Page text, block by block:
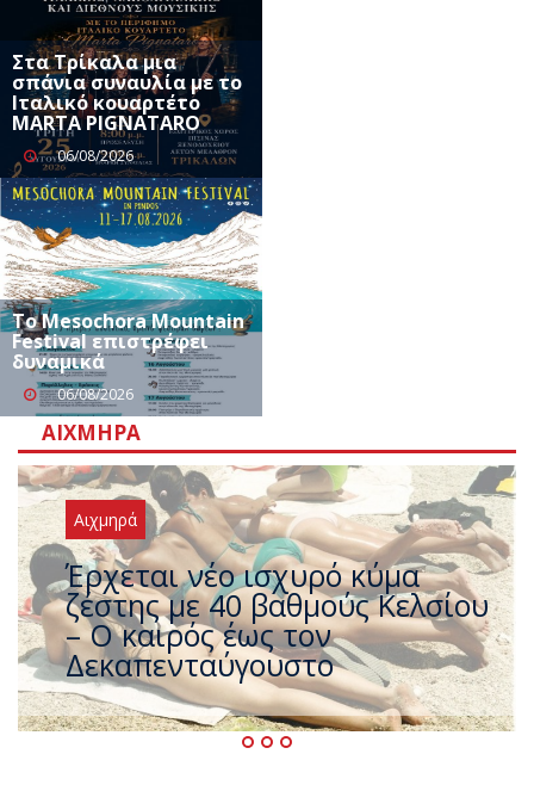
Στα Τρίκαλα μια
σπάνια συναυλία με το
Ιταλικό κουαρτέτο
MARTA PIGNATARO
06/08/2026
Το Mesochora Mountain
Festival επιστρέφει
δυναμικά
06/08/2026
ΑΙΧΜΗΡΆ
Αιχμηρά
Άφαντος ο Τσίπρας… την ώρα
που η χώρα καίγεται